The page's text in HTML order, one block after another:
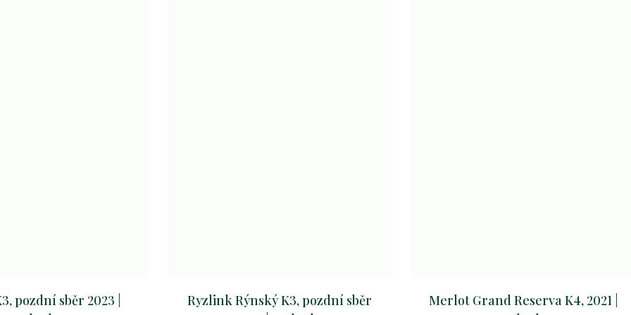
pozdní sběr 2023 |
Ryzlink Rýnský K3, pozdní sběr
Merlot Grand Reserva K4, 2021 |